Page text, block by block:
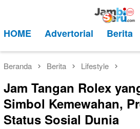
kontenMobile
HOME Advertorial Berita
Beranda Berita Lifestyle
Jam Tangan Rolex
Simbol Kemewahan,
Status Sosial Dunia